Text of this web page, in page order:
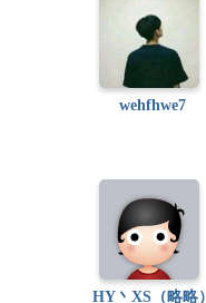
wehfhwe7
HY丶XS（略略）